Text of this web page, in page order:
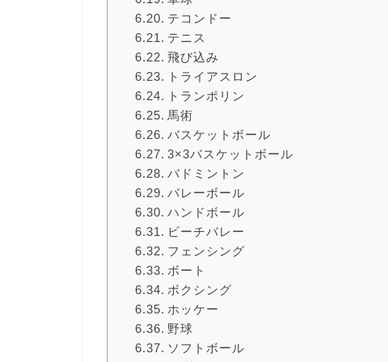
テコンドー
テニス
飛び込み
トライアスロン
トランポリン
馬術
バスケットボール
3×3バスケットボール
バドミントン
バレーボール
ハンドボール
ビーチバレー
フェンシング
ボート
ボクシング
ホッケー
野球
ソフトボール